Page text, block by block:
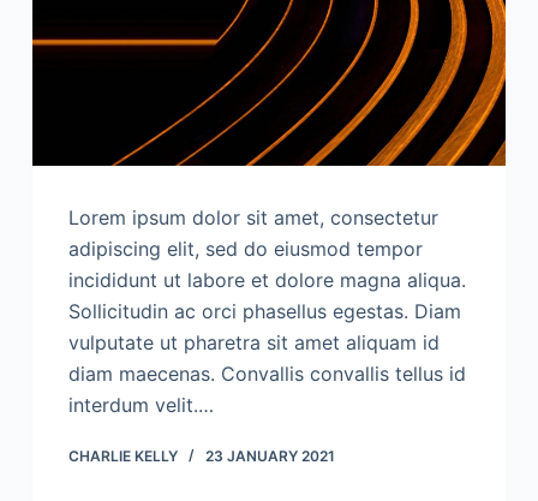
Lorem ipsum dolor sit amet, consectetur
adipiscing elit, sed do eiusmod tempor
incididunt ut labore et dolore magna aliqua.
Sollicitudin ac orci phasellus egestas. Diam
vulputate ut pharetra sit amet aliquam id
diam maecenas. Convallis convallis tellus id
interdum velit.…
CHARLIE KELLY 23 JANUARY 2021